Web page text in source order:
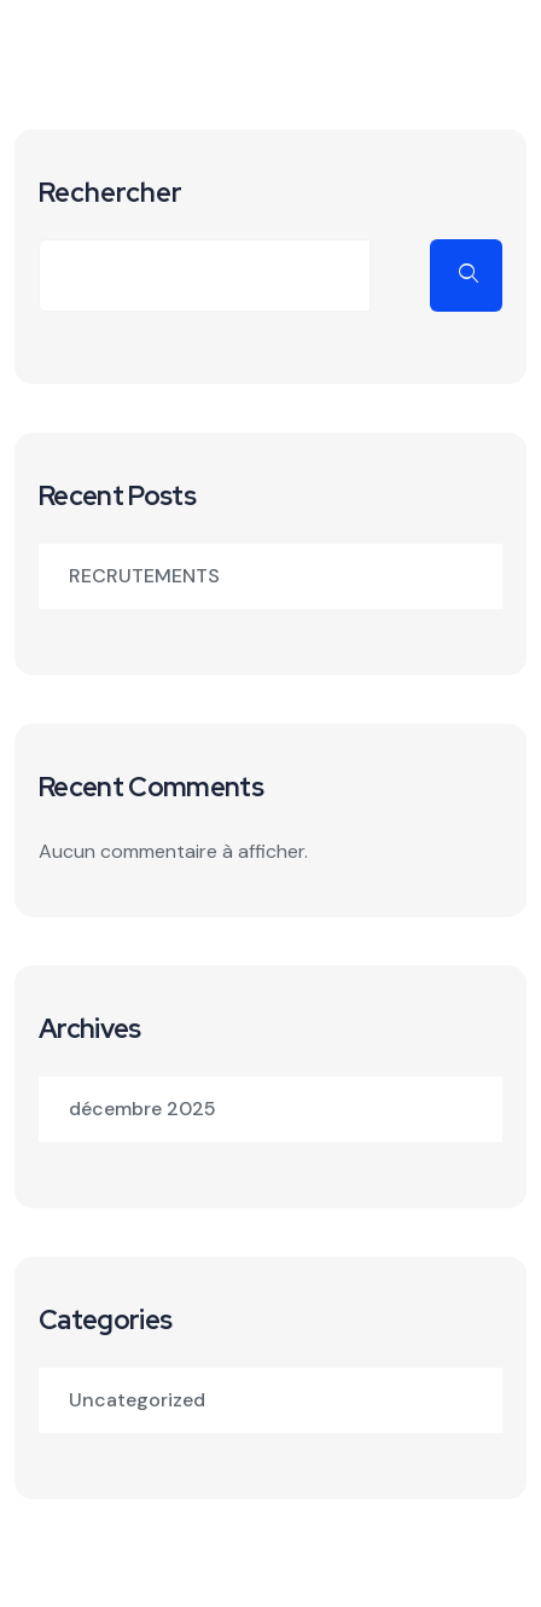
Rechercher
Recent Posts
RECRUTEMENTS
Recent Comments
Aucun commentaire à afficher.
Archives
décembre 2025
Categories
Uncategorized